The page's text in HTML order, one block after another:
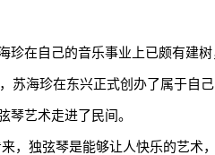
在自己的音乐事业上已颇有建树
海珍在东兴正式创办了属于自己
琴艺术走进了民间。
独弦琴是能够让人快乐的艺术，